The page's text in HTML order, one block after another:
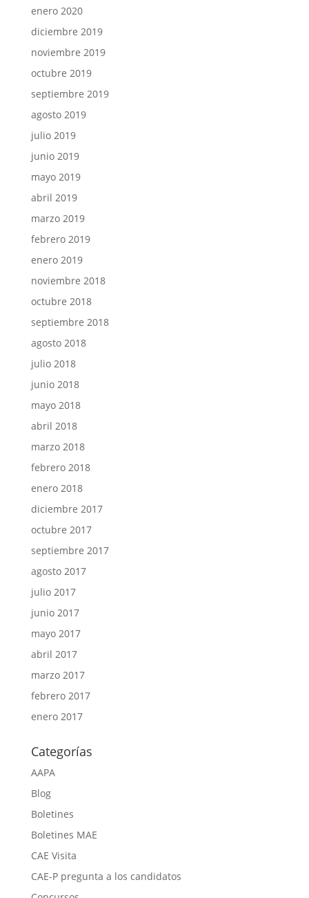
enero 2020
diciembre 2019
noviembre 2019
octubre 2019
septiembre 2019
agosto 2019
julio 2019
junio 2019
mayo 2019
abril 2019
marzo 2019
febrero 2019
enero 2019
noviembre 2018
octubre 2018
septiembre 2018
agosto 2018
julio 2018
junio 2018
mayo 2018
abril 2018
marzo 2018
febrero 2018
enero 2018
diciembre 2017
octubre 2017
septiembre 2017
agosto 2017
julio 2017
junio 2017
mayo 2017
abril 2017
marzo 2017
febrero 2017
enero 2017
Categorías
AAPA
Blog
Boletines
Boletines MAE
CAE Visita
CAE-P pregunta a los candidatos